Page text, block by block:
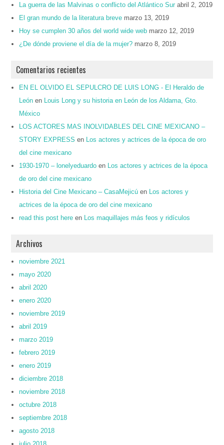
La guerra de las Malvinas o conflicto del Atlántico Sur abril 2, 2019
El gran mundo de la literatura breve marzo 13, 2019
Hoy se cumplen 30 años del world wide web marzo 12, 2019
¿De dónde proviene el día de la mujer? marzo 8, 2019
Comentarios recientes
EN EL OLVIDO EL SEPULCRO DE LUIS LONG - El Heraldo de
León en
Louis Long y su historia en León de los Aldama, Gto.
México
LOS ACTORES MAS INOLVIDABLES DEL CINE MEXICANO –
STORY EXPRESS en
Los actores y actrices de la época de oro
del cine mexicano
1930-1970 – lonelyeduardo en
Los actores y actrices de la época
de oro del cine mexicano
Historia del Cine Mexicano – CasaMejicú en
Los actores y
actrices de la época de oro del cine mexicano
read this post here en Los maquillajes más feos y ridículos
Archivos
noviembre 2021
mayo 2020
abril 2020
enero 2020
noviembre 2019
abril 2019
marzo 2019
febrero 2019
enero 2019
diciembre 2018
noviembre 2018
octubre 2018
septiembre 2018
agosto 2018